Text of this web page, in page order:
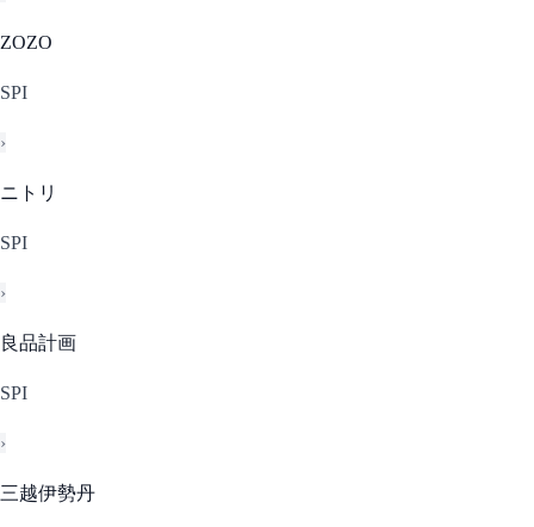
ZOZO
SPI
›
ニトリ
SPI
›
良品計画
SPI
›
三越伊勢丹